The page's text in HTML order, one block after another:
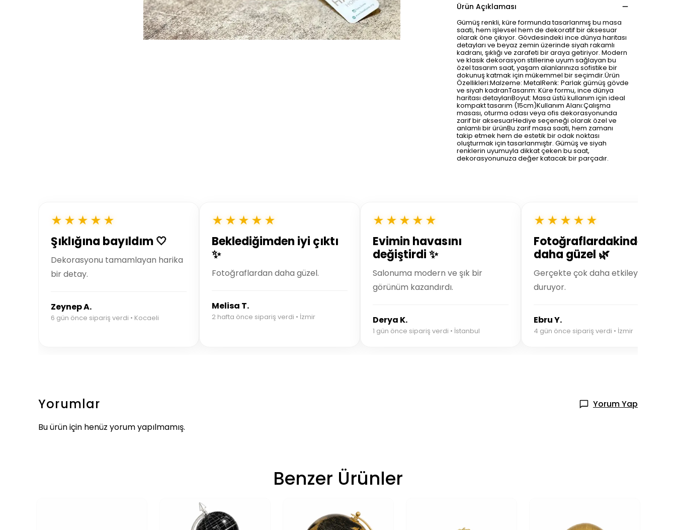
Ürün Açıklaması
Gümüş renkli, küre formunda tasarlanmış bu masa
saati, hem işlevsel hem de dekoratif bir aksesuar
olarak öne çıkıyor. Gövdesindeki ince dünya haritası
detayları ve beyaz zemin üzerinde siyah rakamlı
kadranı, şıklığı ve zarafeti bir araya getiriyor. Modern
ve klasik dekorasyon stillerine uyum sağlayan bu
özel tasarım saat, yaşam alanlarınıza sofistike bir
dokunuş katmak için mükemmel bir seçimdir.Ürün
Özellikleri:Malzeme: MetalRenk: Parlak gümüş gövde
ve siyah kadranTasarım: Küre formu, ince dünya
haritası detaylarıBoyut: Masa üstü kullanım için ideal
kompakt tasarım (15cm)Kullanım Alanı:Çalışma
masası, oturma odası veya ofis dekorasyonunda
zarif bir aksesuarHediye seçeneği olarak özel ve
anlamlı bir ürünBu zarif masa saati, hem zamanı
takip etmek hem de estetik bir odak noktası
oluşturmak için tasarlanmıştır. Gümüş ve siyah
renklerin uyumuyla dikkat çeken bu saat,
dekorasyonunuza değer katacak bir parçadır.
★★★★★
Şıklığına bayıldım 🤍
Dekorasyonu tamamlayan harika
bir detay.
Zeynep A.
6 gün önce sipariş verdi • Kocaeli
★★★★★
Beklediğimden iyi çıktı
✨
Fotoğraflardan daha güzel.
Melisa T.
2 hafta önce sipariş verdi • İzmir
★★★★★
Evimin havasını
değiştirdi ✨
Salonuma modern ve şık bir
görünüm kazandırdı.
Derya K.
1 gün önce sipariş verdi • İstanbul
★★★★★
Fotoğraflardakinden
daha güzel 🌿
Gerçekte çok daha etkileyici
duruyor.
Ebru Y.
4 gün önce sipariş verdi • İzmir
Yorumlar
Yorum Yap
Bu ürün için henüz yorum yapılmamış.
Benzer Ürünler